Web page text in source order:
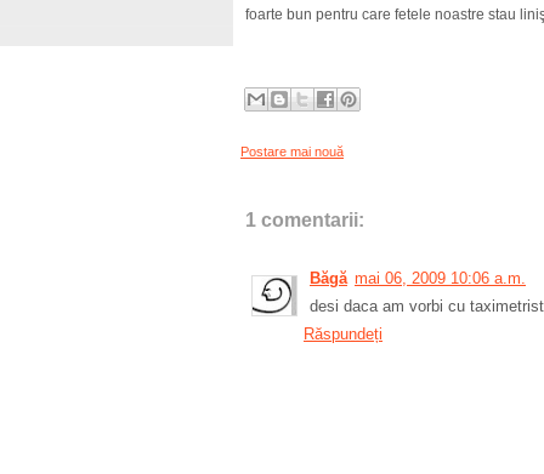
foarte bun pentru care fetele noastre stau
Postare mai nouă
1 comentarii:
Băgă mai 06, 2009 10:06 a.m.
desi daca am vorbi cu
Răspundeți